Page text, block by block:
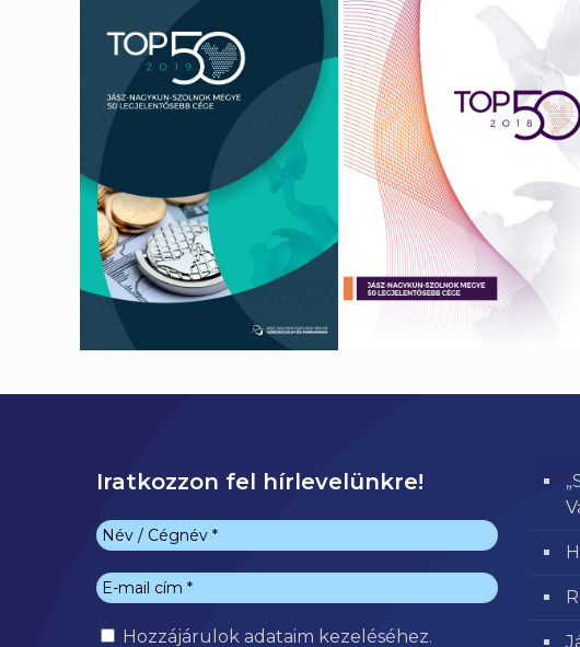
Iratkozzon fel hírlevelünkre!
Hozzájárulokadataim kezeléséhez.